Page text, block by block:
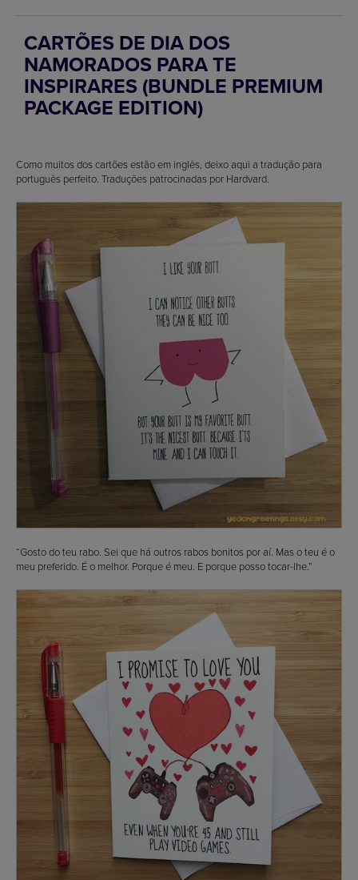
CARTÕES DE DIA DOS
NAMORADOS PARA TE
INSPIRARES (BUNDLE PREMIUM
PACKAGE EDITION)
Como muitos dos cartões estão em inglês, deixo aqui a tradução para
português perfeito. Traduções patrocinadas por Hardvard.
“Gosto do teu rabo. Sei que há outros rabos bonitos por aí. Mas o teu é o
meu preferido. É o melhor. Porque é meu. E porque posso tocar-lhe.”